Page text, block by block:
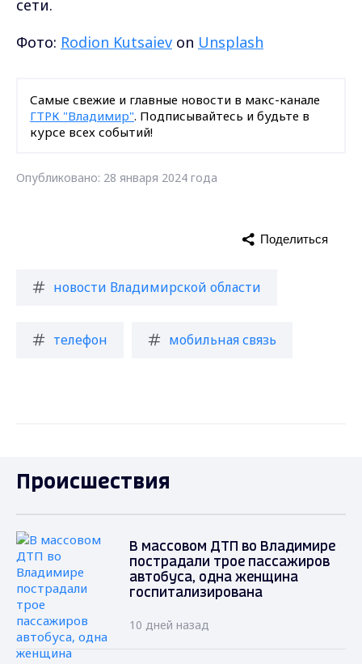
сети.
Фото: Rodion Kutsaiev on Unsplash
Самые свежие и главные новости в макс-канале
ГТРК "Владимир". Подписывайтесь и будьте в
курсе всех событий!
Опубликовано: 28 января 2024 года
новости Владимирской области
телефон мобильная связь
Поделиться
Происшествия
В массовом ДТП во Владимире
пострадали трое пассажиров
автобуса, одна женщина
госпитализирована
10 дней назад